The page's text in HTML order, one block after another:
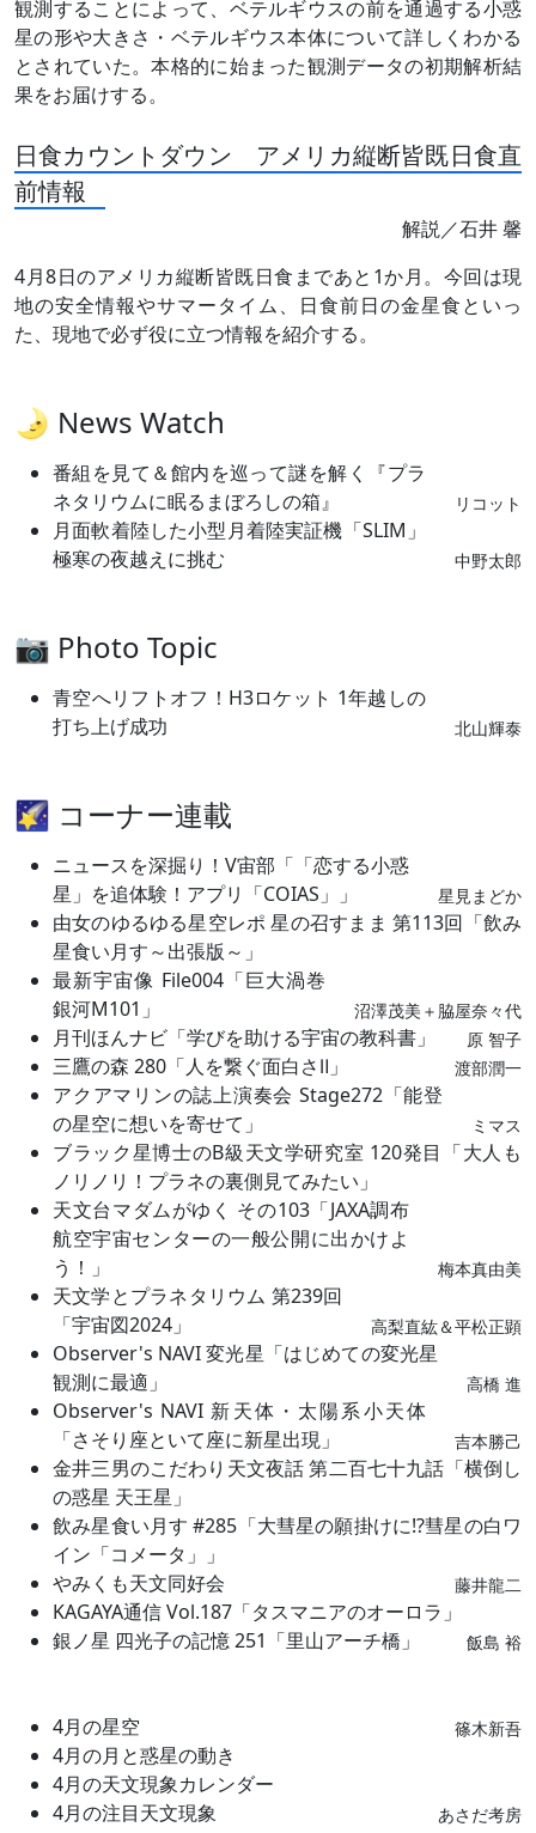
観測することによって、ベテルギウスの前を通過する小惑
星の形や大きさ・ベテルギウス本体について詳しくわかる
とされていた。本格的に始まった観測データの初期解析結
果をお届けする。
日食カウントダウン アメリカ縦断皆既日食直
前情報
解説／石井 馨
4月8日のアメリカ縦断皆既日食まであと1か月。今回は現
地の安全情報やサマータイム、日食前日の金星食といっ
た、現地で必ず役に立つ情報を紹介する。
🌛 News Watch
番組を見て＆館内を巡って謎を解く『プラ
ネタリウムに眠るまぼろしの箱』
リコット
月面軟着陸した小型月着陸実証機「SLIM」
極寒の夜越えに挑む
中野太郎
📷 Photo Topic
青空へリフトオフ！H3ロケット 1年越しの
打ち上げ成功
北山輝泰
🌠 コーナー連載
ニュースを深掘り！V宙部「「恋する小惑
星」を追体験！アプリ「COIAS」」
星見まどか
由女のゆるゆる星空レポ 星の召すまま 第113回「飲み
星食い月す～出張版～」
最新宇宙像 File004「巨大渦巻
銀河M101」
沼澤茂美＋脇屋奈々代
月刊ほんナビ「学びを助ける宇宙の教科書」 原 智子
三鷹の森 280「人を繋ぐ面白さⅡ」 渡部潤一
アクアマリンの誌上演奏会 Stage272「能登
の星空に想いを寄せて」
ミマス
ブラック星博士のB級天文学研究室 120発目「大人も
ノリノリ！プラネの裏側見てみたい」
天文台マダムがゆく その103「JAXA調布
航空宇宙センターの一般公開に出かけよ
う！」
梅本真由美
天文学とプラネタリウム 第239回
「宇宙図2024」
高梨直紘＆平松正顕
Observer's NAVI 変光星「はじめての変光星
観測に最適」
高橋 進
Observer's NAVI 新天体・太陽系小天体
「さそり座といて座に新星出現」
吉本勝己
金井三男のこだわり天文夜話 第二百七十九話「横倒し
の惑星 天王星」
飲み星食い月す #285「大彗星の願掛けに⁉彗星の白ワ
イン「コメータ」」
やみくも天文同好会
藤井龍二
KAGAYA通信 Vol.187「タスマニアのオーロラ」
銀ノ星 四光子の記憶 251「里山アーチ橋」
飯島 裕
4月の星空 篠木新吾
4月の月と惑星の動き
4月の天文現象カレンダー
4月の注目天文現象
あさだ考房